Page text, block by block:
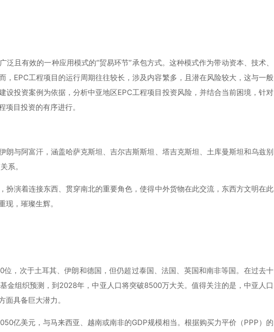
且有效的一种应用模式的“贸易环节”承包方式。这种模式作为带动资本、技术、
EPC工程项目的运行周期往往较长，涉及内容繁多，且潜在风险较大，这与一般
设投资案例为依据，分析中亚地区EPC工程项目投资风险，并结合当前困境，针对
目投资的有序进行。
与阿富汗，涵盖哈萨克斯坦、吉尔吉斯斯坦、塔吉克斯坦、土库曼斯坦和乌兹别
系。
扮演着连接东西、贯穿南北的重要角色，使得中外货物在此交流，东西方文明在此
，璀璨生辉。
，次于土耳其、伊朗和德国，但仍超过泰国、法国、英国和南非等国。在过去十
金组织预测，到2028年，中亚人口将突破8500万大关。值得关注的是，中亚人口
具备巨大潜力。
亿美元，与马来西亚、越南或南非的GDP规模相当。根据购买力平价（PPP）的